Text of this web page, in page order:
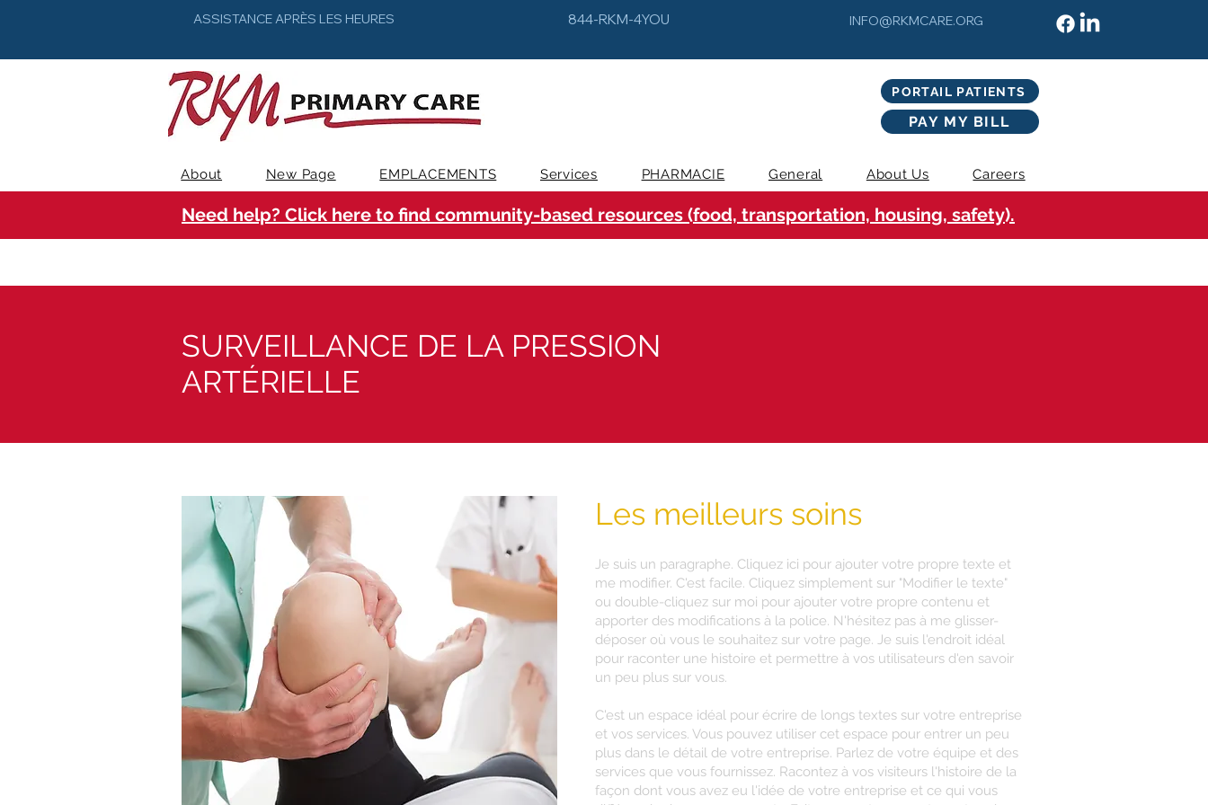
ASSISTANCE APRÈS LES HEURES 844-RKM-4YOU INFO@RKMCARE.ORG
PORTAIL PATIENTS
PAY MY BILL
About New Page EMPLACEMENTS Services PHARMACIE General About Us Careers
Need help? Click here to find community-based resources (food, transportation, housing, safety).
SURVEILLANCE DE LA PRESSION
ARTÉRIELLE
Les meilleurs soins
Je suis un paragraphe. Cliquez ici pour ajouter votre propre texte et
me modifier. C'est facile. Cliquez simplement sur "Modifier le texte"
ou double-cliquez sur moi pour ajouter votre propre contenu et
apporter des modifications à la police. N'hésitez pas à me glisser-
déposer où vous le souhaitez sur votre page. Je suis l'endroit idéal
pour raconter une histoire et permettre à vos utilisateurs d'en savoir
un peu plus sur vous.
C'est un espace idéal pour écrire de longs textes sur votre entreprise
et vos services. Vous pouvez utiliser cet espace pour entrer un peu
plus dans le détail de votre entreprise. Parlez de votre équipe et des
services que vous fournissez. Racontez à vos visiteurs l'histoire de la
façon dont vous avez eu l'idée de votre entreprise et ce qui vous